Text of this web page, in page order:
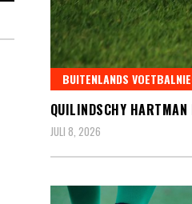
BUITENLANDS
QUILINDSCHY
JULI 8, 2026